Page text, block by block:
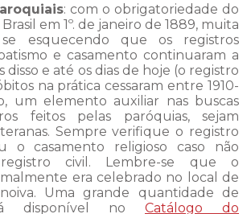
: com o obrigatoriedade do
em 1º. de janeiro de 1889, muita
esquecendo que os registros
e casamento continuaram a
disso e até os dias de hoje (o registro
na prática cessaram entre 1910-
um elemento auxiliar nas buscas
feitos pelas paróquias, sejam
Sempre verifique o registro
o casamento religioso caso não
civil. Lembre-se que o
era celebrado no local de
Uma grande quantidade de
disponível no Catálogo do